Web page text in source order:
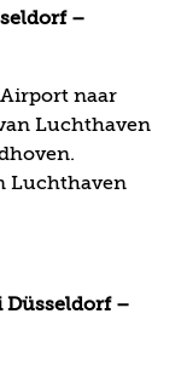
–
naar
Luchthaven
Luchthaven
Düsseldorf –